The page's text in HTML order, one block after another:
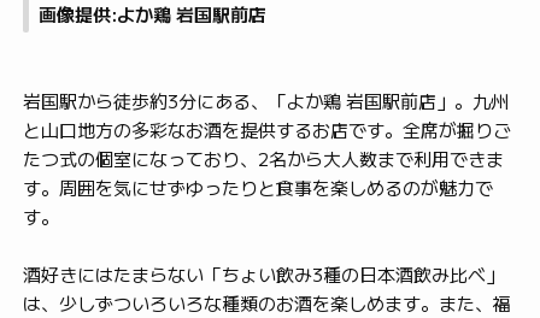
画像提供:よか鶏 岩国駅前店
岩国駅から徒歩約3分にある、「よか鶏 岩国駅前店」。九州
と山口地方の多彩なお酒を提供するお店です。全席が掘りご
たつ式の個室になっており、2名から大人数まで利用できま
す。周囲を気にせずゆったりと食事を楽しめるのが魅力で
す。
酒好きにはたまらない「ちょい飲み3種の日本酒飲み比べ」
は、少しずついろいろな種類のお酒を楽しめます。また、福